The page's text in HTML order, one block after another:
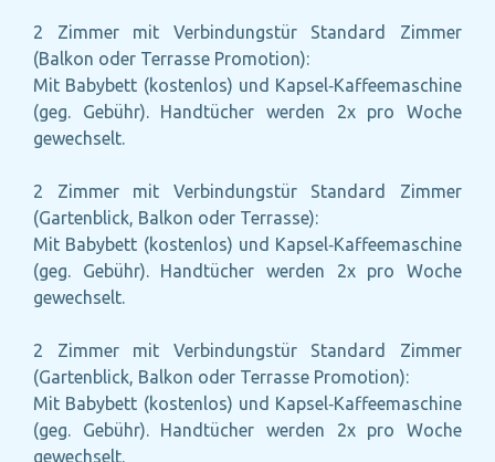
2 Zimmer mit Verbindungstür Standard Zimmer
(Balkon oder Terrasse Promotion):
Mit Babybett (kostenlos) und Kapsel‑Kaffeemaschine
(geg. Gebühr). Handtücher werden 2x pro Woche
gewechselt.
2 Zimmer mit Verbindungstür Standard Zimmer
(Gartenblick, Balkon oder Terrasse):
Mit Babybett (kostenlos) und Kapsel‑Kaffeemaschine
(geg. Gebühr). Handtücher werden 2x pro Woche
gewechselt.
2 Zimmer mit Verbindungstür Standard Zimmer
(Gartenblick, Balkon oder Terrasse Promotion):
Mit Babybett (kostenlos) und Kapsel‑Kaffeemaschine
(geg. Gebühr). Handtücher werden 2x pro Woche
gewechselt.